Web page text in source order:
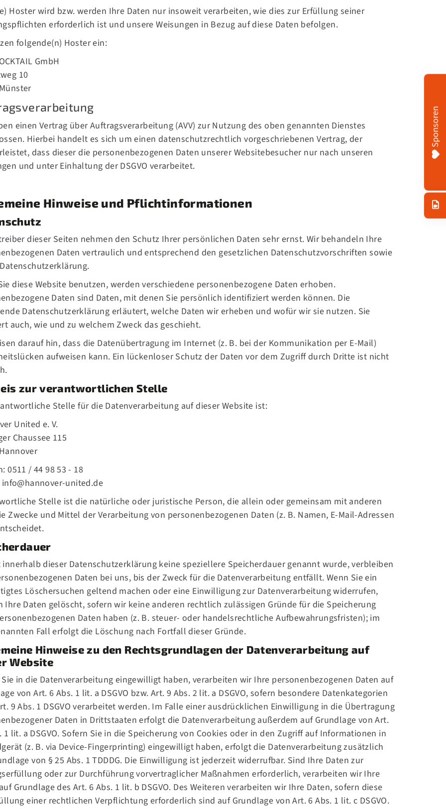
Hoster wird bzw. werden Ihre Daten nur insoweit verarbeiten, wie dies zur Erfüllung seiner
erforderlich ist und unsere Weisungen in Bezug auf diese Daten befolgen.
folgende(n) Hoster ein:
GmbH
10
einen Vertrag über Auftragsverarbeitung (AVV) zur Nutzung des oben genannten Dienstes
Hierbei handelt es sich um einen datenschutzrechtlich vorgeschriebenen Vertrag, der
dass dieser die personenbezogenen Daten unserer Websitebesucher nur nach unseren
und unter Einhaltung der DSGVO verarbeitet.
Hinweise und Pflicht­informationen
dieser Seiten nehmen den Schutz Ihrer persönlichen Daten sehr ernst. Wir behandeln Ihre
Daten vertraulich und entsprechend den gesetzlichen Datenschutzvorschriften sowie
diese Website benutzen, werden verschiedene personenbezogene Daten erhoben.
Daten sind Daten, mit denen Sie persönlich identifiziert werden können. Die
Datenschutzerklärung erläutert, welche Daten wir erheben und wofür wir sie nutzen. Sie
auch, wie und zu welchem Zweck das geschieht.
darauf hin, dass die Datenübertragung im Internet (z. B. bei der Kommunikation per E-Mail)
aufweisen kann. Ein lückenloser Schutz der Daten vor dem Zugriff durch Dritte ist nicht
zur verantwortlichen Stelle
Stelle für die Datenverarbeitung auf dieser Website ist:
United e. V.
Chaussee 115
0511 / 44 98 53 - 18
info@hannover-united.de
Stelle ist die natürliche oder juristische Person, die allein oder gemeinsam mit anderen
Zwecke und Mittel der Verarbeitung von personenbezogenen Daten (z. B. Namen, E-Mail-Adressen
innerhalb dieser Datenschutzerklärung keine speziellere Speicherdauer genannt wurde, verbleiben
Daten bei uns, bis der Zweck für die Datenverarbeitung entfällt. Wenn Sie ein
Löschersuchen geltend machen oder eine Einwilligung zur Datenverarbeitung widerrufen,
Ihre Daten gelöscht, sofern wir keine anderen rechtlich zulässigen Gründe für die Speicherung
Daten haben (z. B. steuer- oder handelsrechtliche Aufbewahrungsfristen); im
Fall erfolgt die Löschung nach Fortfall dieser Gründe.
Hinweise zu den Rechtsgrundlagen der Datenverarbeitung auf
Website
Sie in die Datenverarbeitung eingewilligt haben, verarbeiten wir Ihre personenbezogenen Daten auf
von Art. 6 Abs. 1 lit. a DSGVO bzw. Art. 9 Abs. 2 lit. a DSGVO, sofern besondere Datenkategorien
9 Abs. 1 DSGVO verarbeitet werden. Im Falle einer ausdrücklichen Einwilligung in die Übertragung
Daten in Drittstaaten erfolgt die Datenverarbeitung außerdem auf Grundlage von Art.
1 lit. a DSGVO. Sofern Sie in die Speicherung von Cookies oder in den Zugriff auf Informationen in
(z. B. via Device-Fingerprinting) eingewilligt haben, erfolgt die Datenverarbeitung zusätzlich
von § 25 Abs. 1 TDDDG. Die Einwilligung ist jederzeit widerrufbar. Sind Ihre Daten zur
oder zur Durchführung vorvertraglicher Maßnahmen erforderlich, verarbeiten wir Ihre
Grundlage des Art. 6 Abs. 1 lit. b DSGVO. Des Weiteren verarbeiten wir Ihre Daten, sofern diese
einer rechtlichen Verpflichtung erforderlich sind auf Grundlage von Art. 6 Abs. 1 lit. c DSGVO.
Sponsoren